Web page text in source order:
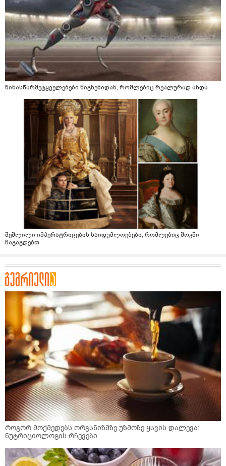
წინასწარმეტყველებები წიგნებიდან, რომლებიც რეალურად ახდა
შეშლილი იმპერატრიცების საიდუმლოებები, რომლებიც შოკში
ჩაგაგდებთ
როგორ მოქმედებს ორგანიზმზე უზმოზე ყავის დალევა:
ნუტრიციოლოგის რჩევები